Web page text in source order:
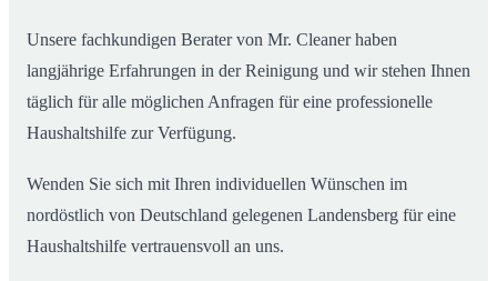
Unsere fachkundigen Berater von Mr. Cleaner haben
langjährige Erfahrungen in der Reinigung und wir stehen Ihnen
täglich für alle möglichen Anfragen für eine professionelle
Haushaltshilfe zur Verfügung.
Wenden Sie sich mit Ihren individuellen Wünschen im
nordöstlich von Deutschland gelegenen Landensberg für eine
Haushaltshilfe vertrauensvoll an uns.